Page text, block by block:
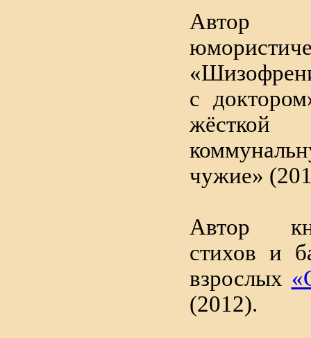
Автор
с
чужие»
Автор
стихов и
взрослых
(2012).